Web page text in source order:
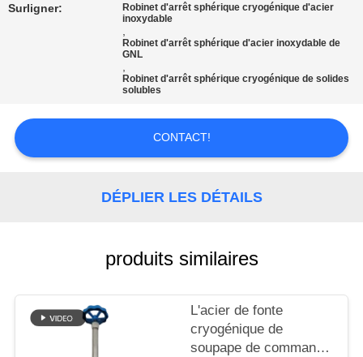
CONTACTEZ-
NOUVELLES
CAS
DEMANDEZ
PLAN
DU
Surligner:
Robinet d'arrêt sphérique cryogénique d'acier
inoxydable
,
Robinet d'arrêt sphérique d'acier inoxydable de
GNL
,
Robinet d'arrêt sphérique cryogénique de solides
solubles
CONTACT!
DÉPLIER LES DÉTAILS
produits similaires
L'acier de fonte
cryogénique de
soupape de commande